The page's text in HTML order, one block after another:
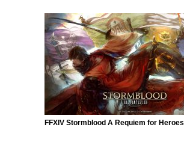
FFXIV Stormblood A Requiem for Heroes